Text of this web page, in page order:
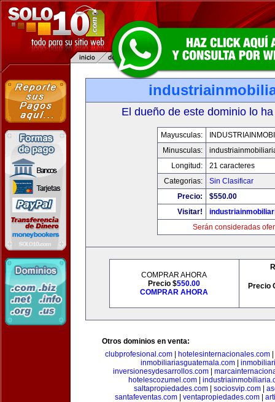
El dueño de este dominio lo
Mayusculas:
Minusculas:
Longitud:
21 caracteres
Categorias:
Sin Clasificar
Precio:
$550.00
Visitar!
Serán consideradas
COMPRAR AHORA
Precio $550.00
COMPRAR AHORA
Precio
Otros dominios en venta:
clubprofesional.com
hotelesinternacionales.com
inmobiliariasguatemala.com
inversionesydesarrollos.com|
hotelescozumel.com
saltapropiedades.com| sociosvip.com|
santafeventas.com| ventapropiedades.com|